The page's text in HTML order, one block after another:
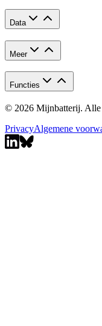
Data
Meer
Functies
© 2026 Mijnbatterij. Alle
PrivacyAlgemene